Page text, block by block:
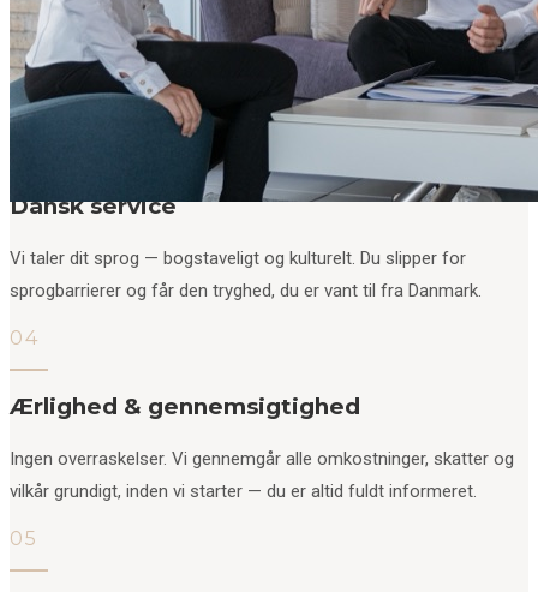
Med mange års erfaring på Costa del Sol kender vi markedet til
bunds — fra prisudviklingen i Marbella til de bedste gader i
Estepona.
Dansk service
Vi taler dit sprog — bogstaveligt og kulturelt. Du slipper for
sprogbarrierer og får den tryghed, du er vant til fra Danmark.
04
Ærlighed & gennemsigtighed
Ingen overraskelser. Vi gennemgår alle omkostninger, skatter og
vilkår grundigt, inden vi starter — du er altid fuldt informeret.
05